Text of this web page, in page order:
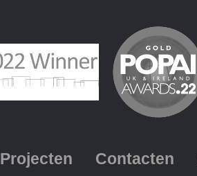
Projecten Contacten